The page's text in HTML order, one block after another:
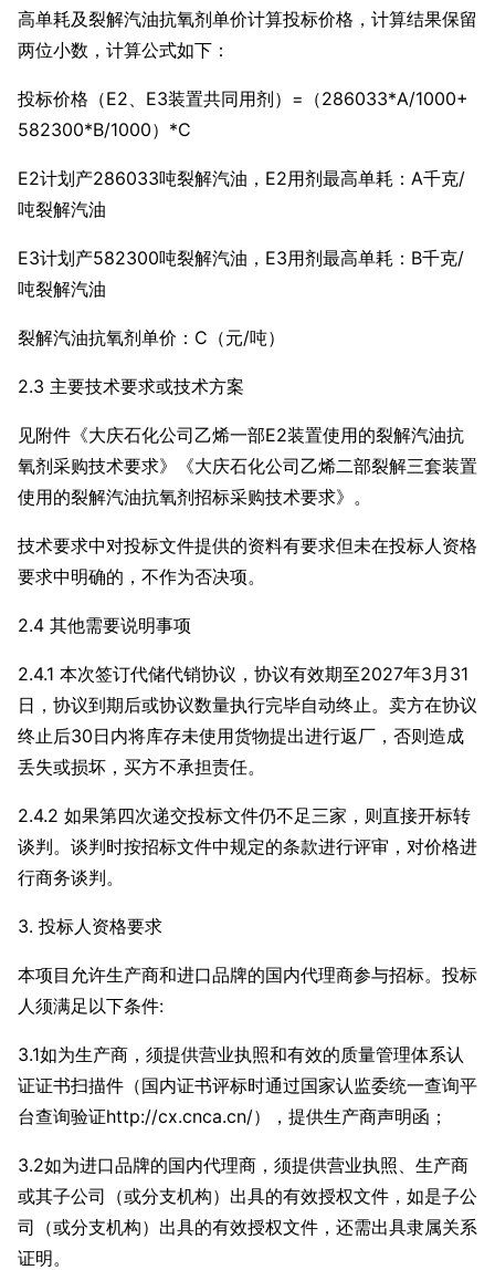
高单耗及裂解汽油抗氧剂单价计算投标价格，计算结果保留
两位小数，计算公式如下：
投标价格（E2、E3装置共同用剂）=（286033*A/1000+
582300*B/1000）*C
E2计划产286033吨裂解汽油，E2用剂最高单耗：A千克/
吨裂解汽油
E3计划产582300吨裂解汽油，E3用剂最高单耗：B千克/
吨裂解汽油
裂解汽油抗氧剂单价：C（元/吨）
2.3 主要技术要求或技术方案
见附件《大庆石化公司乙烯一部E2装置使用的裂解汽油抗
氧剂采购技术要求》《大庆石化公司乙烯二部裂解三套装置
使用的裂解汽油抗氧剂招标采购技术要求》。
技术要求中对投标文件提供的资料有要求但未在投标人资格
要求中明确的，不作为否决项。
2.4 其他需要说明事项
2.4.1 本次签订代储代销协议，协议有效期至2027年3月31
日，协议到期后或协议数量执行完毕自动终止。卖方在协议
终止后30日内将库存未使用货物提出进行返厂，否则造成
丢失或损坏，买方不承担责任。
2.4.2 如果第四次递交投标文件仍不足三家，则直接开标转
谈判。谈判时按招标文件中规定的条款进行评审，对价格进
行商务谈判。
3. 投标人资格要求
本项目允许生产商和进口品牌的国内代理商参与招标。投标
人须满足以下条件:
3.1如为生产商，须提供营业执照和有效的质量管理体系认
证证书扫描件（国内证书评标时通过国家认监委统一查询平
台查询验证http://cx.cnca.cn/），提供生产商声明函；
3.2如为进口品牌的国内代理商，须提供营业执照、生产商
或其子公司（或分支机构）出具的有效授权文件，如是子公
司（或分支机构）出具的有效授权文件，还需出具隶属关系
证明。